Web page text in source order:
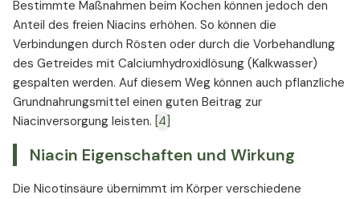
Bestimmte Maßnahmen beim Kochen können jedoch den
Anteil des freien Niacins erhöhen. So können die
Verbindungen durch Rösten oder durch die Vorbehandlung
des Getreides mit Calciumhydroxidlösung (Kalkwasser)
gespalten werden. Auf diesem Weg können auch pflanzliche
Grundnahrungsmittel einen guten Beitrag zur
Niacinversorgung leisten. [4]
Niacin Eigenschaften und Wirkung
Die Nicotinsäure übernimmt im Körper verschiedene